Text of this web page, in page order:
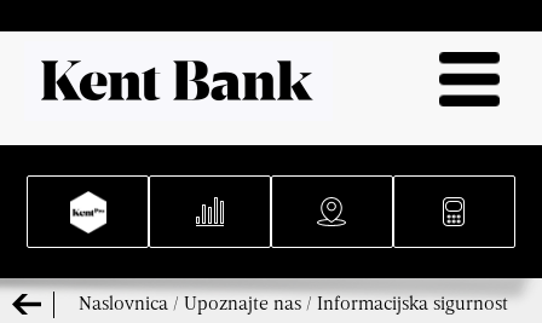
Naslovnica / Upoznajte nas / Informacijska sigurnost